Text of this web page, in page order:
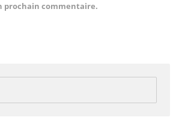
prochain commentaire.